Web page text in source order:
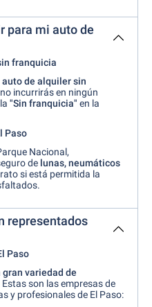
para mi auto de
franquicia
auto de alquiler sin
incurrirás en ningún
"Sin franquicia" en la
Paso
Nacional,
de lunas, neumáticos
si está permitida la
representados
Paso
gran variedad de
Estas son las empresas de
y profesionales de El Paso: